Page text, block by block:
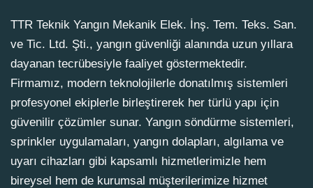
TTR Teknik Yangın Mekanik Elek. İnş. Tem. Teks. San.
ve Tic. Ltd. Şti., yangın güvenliği alanında uzun yıllara
dayanan tecrübesiyle faaliyet göstermektedir.
Firmamız, modern teknolojilerle donatılmış sistemleri
profesyonel ekiplerle birleştirerek her türlü yapı için
güvenilir çözümler sunar. Yangın söndürme sistemleri,
sprinkler uygulamaları, yangın dolapları, algılama ve
uyarı cihazları gibi kapsamlı hizmetlerimizle hem
bireysel hem de kurumsal müşterilerimize hizmet